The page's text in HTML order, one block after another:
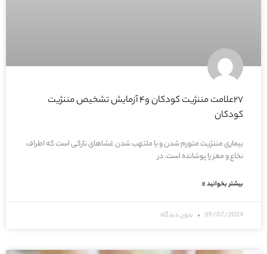
۲۷علامت مننژیت کودکان و۴ آزمایش تشخیص مننژیت
کودکان
بیماری مننژیت متورم شدن و یا ملتهب شدن غشاهای نازکی است که اطراف
نخاع و مغز را پوشانده است. در
بیشتر بخوانید »
09/07/2024 بدون دیدگاه